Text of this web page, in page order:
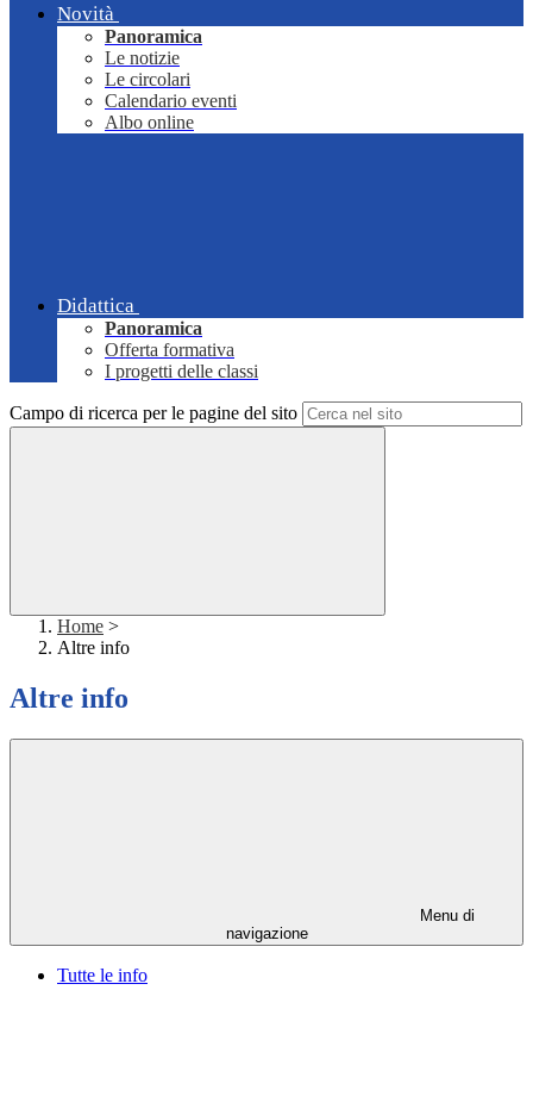
Novità
Panoramica
Le notizie
Le circolari
Calendario eventi
Albo online
Didattica
Panoramica
Offerta formativa
I progetti delle classi
Campo di ricerca per le pagine del sito
Home >
Altre info
Altre info
Menu di
navigazione
Tutte le info